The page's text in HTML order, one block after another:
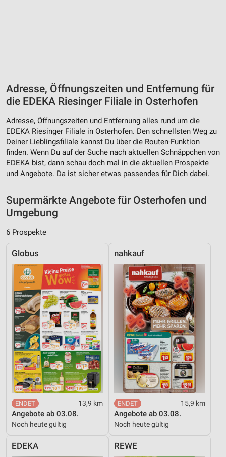
Adresse, Öffnungszeiten und Entfernung für
die EDEKA Riesinger Filiale in Osterhofen
Adresse, Öffnungszeiten und Entfernung alles rund um die
EDEKA Riesinger Filiale in Osterhofen. Den schnellsten Weg zu
Deiner Lieblingsfiliale kannst Du über die Routen-Funktion
finden. Wenn Du auf der Suche nach aktuellen Schnäppchen von
EDEKA bist, dann schau doch mal in die aktuellen Prospekte
und Angebote. Da ist sicher etwas passendes für Dich dabei.
Supermärkte Angebote für Osterhofen und
Umgebung
6 Prospekte
Globus
13,9 km
Angebote ab 03.08.
Noch heute gültig
nahkauf
15,9 km
Angebote ab 03.08.
Noch heute gültig
EDEKA REWE
Verwendung von Profilen zur Auswahl
personalisierter Werbung
Erstellung von Profilen zur Personalisierung
von Inhalten
Verwendung von Profilen zur Auswahl
personalisierter Inhalte
Messung der Performance von Inhalten
Analyse von Zielgruppen durch Statistiken oder
Kombinationen von Daten aus verschiedenen
Entwicklung und Verbesserung der Angebote
Verwendung reduzierter Daten zur Auswahl von
Inhalten
IAB-Besonderheiten:
Verwendung genauer Standortdaten
Geräte anhand von aktiv angeforderten
Informationen identifizieren
Nicht-IAB-Verarbeitungszwecke:
Notwendig
Performance